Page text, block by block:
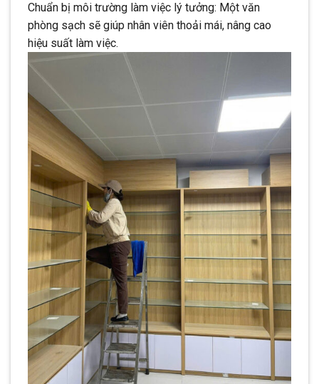
Chuẩn bị môi trường làm việc lý tưởng: Một văn
phòng sạch sẽ giúp nhân viên thoải mái, nâng cao
hiệu suất làm việc.